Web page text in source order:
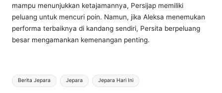
mampu menunjukkan ketajamannya, Persijap memiliki
peluang untuk mencuri poin. Namun, jika Aleksa menemukan
performa terbaiknya di kandang sendiri, Persita berpeluang
besar mengamankan kemenangan penting.
Tags:
Berita Jepara Jepara Jepara Hari Ini